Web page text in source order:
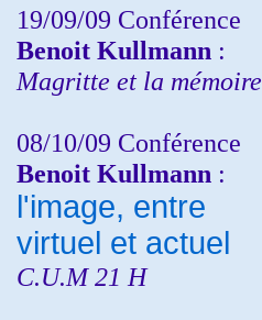
19/09/09 Conférence
Benoit Kullmann :
Magritte et la mémoire
08/10/09 Conférence
Benoit Kullmann :
l'image, entre
virtuel et actuel
C.U.M 21 H